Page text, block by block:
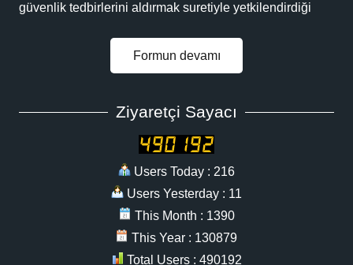
güvenlik tedbirlerini aldırmak suretiyle yetkilendirdiği
Formun devamı
Ziyaretçi Sayacı
Users Today : 216
Users Yesterday : 11
This Month : 1390
This Year : 130879
Total Users : 490192